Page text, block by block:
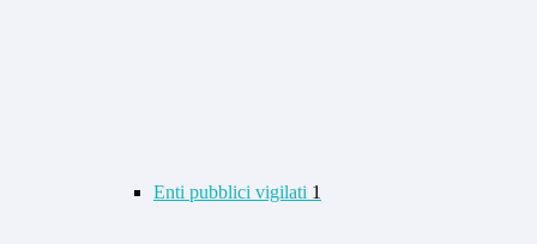
Enti pubblici vigilati 1